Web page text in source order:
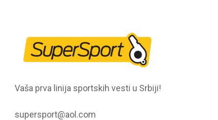
Vaša prva linija sportskih vesti u Srbiji!
supersport@aol.com